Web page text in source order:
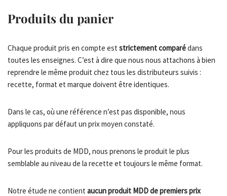
Produits du panier
Chaque produit pris en compte est strictement comparédans
toutes les enseignes. C’est à dire que nous nous attachons à bien
reprendre le même produit chez tous les distributeurs suivis :
recette, format et marque doivent être identiques.
Dans le cas, où une référence n’est pas disponible, nous
appliquons par défaut un prix moyen constaté.
Pour les produits de MDD, nous prenons le produit le plus
semblable au niveau de la recette et toujours le même format.
Notre étude ne contient aucun produit MDD de premiers prix